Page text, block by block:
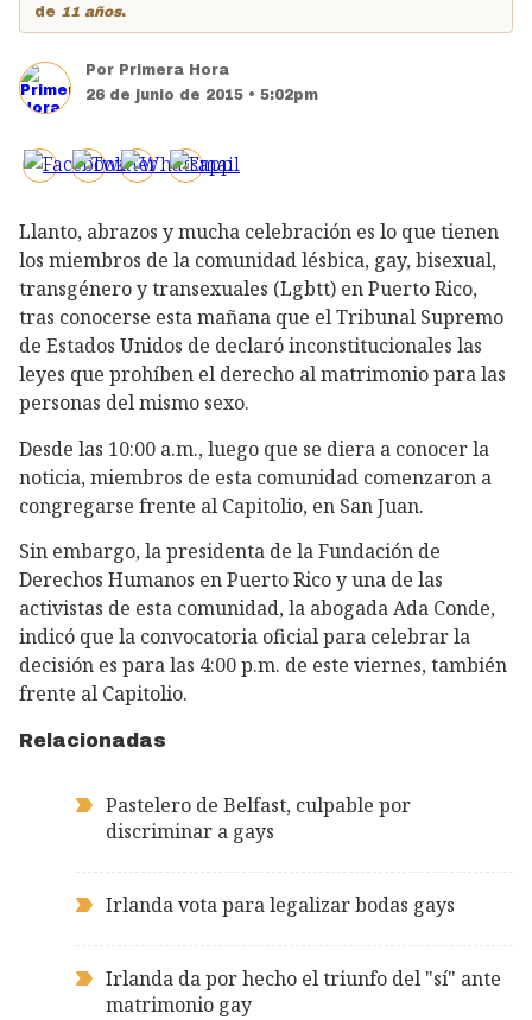
de 11 años.
Por Primera Hora
26 de junio de 2015 • 5:02pm
Llanto, abrazos y mucha celebración es lo que tienen
los miembros de la comunidad lésbica, gay, bisexual,
transgénero y transexuales (Lgbtt) en Puerto Rico,
tras conocerse esta mañana que el Tribunal Supremo
de Estados Unidos de declaró inconstitucionales las
leyes que prohíben el derecho al matrimonio para las
personas del mismo sexo.
Desde las 10:00 a.m., luego que se diera a conocer la
noticia, miembros de esta comunidad comenzaron a
congregarse frente al Capitolio, en San Juan.
Sin embargo, la presidenta de la Fundación de
Derechos Humanos en Puerto Rico y una de las
activistas de esta comunidad, la abogada Ada Conde,
indicó que la convocatoria oficial para celebrar la
decisión es para las 4:00 p.m. de este viernes, también
frente al Capitolio.
Relacionadas
Pastelero de Belfast, culpable por
discriminar a gays
Irlanda vota para legalizar bodas gays
Irlanda da por hecho el triunfo del "sí" ante
matrimonio gay